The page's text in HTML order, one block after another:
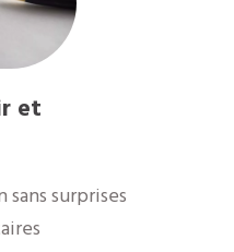
et
surprises